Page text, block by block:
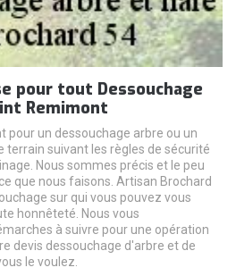
pour tout Dessouchage
Remimont
pour un dessouchage arbre ou un
terrain suivant les règles de sécurité
Nous sommes précis et le peu
que nous faisons. Artisan Brochard
sur qui vous pouvez vous
honnêteté. Nous vous
à suivre pour une opération
devis dessouchage d'arbre et de
le voulez.